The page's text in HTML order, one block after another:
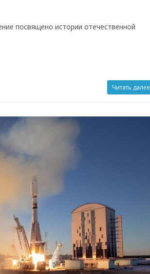
посвящено истории отечественной
Читать далее